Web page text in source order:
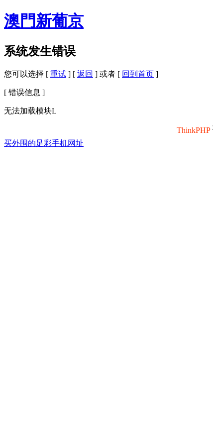
澳門新葡京
系统发生错误
您可以选择 [ 重试 ] [ 返回 ] 或者 [ 回到首页 ]
[ 错误信息 ]
无法加载模块L
ThinkPHP
买外围的足彩手机网址